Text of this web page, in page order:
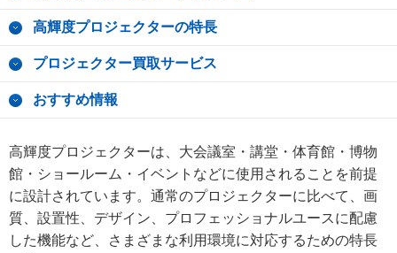
高輝度プロジェクターの特長
プロジェクター買取サービス
おすすめ情報
高輝度プロジェクターは、大会議室・講堂・体育館・博物
館・ショールーム・イベントなどに使用されることを前提
に設計されています。通常のプロジェクターに比べて、画
質、設置性、デザイン、プロフェッショナルユースに配慮
した機能など、さまざまな利用環境に対応するための特長